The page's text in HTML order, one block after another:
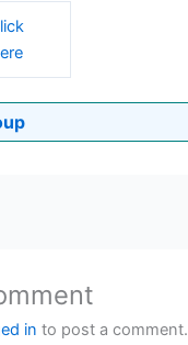
in to post a comment.